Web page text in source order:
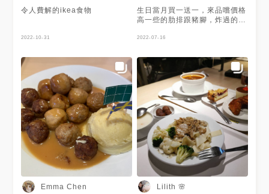
令人費解的ikea食物
2022-10-31
生日當月買一送一，來品嚐價格
高一些的肋排跟豬腳，炸過的口
肋排口味稍微重一些，兩人一杯
錯，只是畢竟ikea餐廳區有點吵
雜🤣
2022-07-16
Emma Chen Lilith 🌸